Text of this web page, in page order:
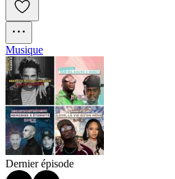
Musique
Dernier épisode